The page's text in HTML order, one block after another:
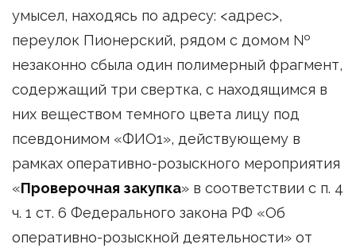
умысел, находясь по адресу: <адрес>,
переулок Пионерский, рядом с домом №
незаконно сбыла один полимерный фрагмент,
содержащий три свертка, с находящимся в
них веществом темного цвета лицу под
псевдонимом «ФИО1», действующему в
рамках оперативно-розыскного мероприятия
«Проверочная закупка» в соответствии с п. 4
ч. 1 ст. 6 Федерального закона РФ «Об
оперативно-розыскной деятельности» от